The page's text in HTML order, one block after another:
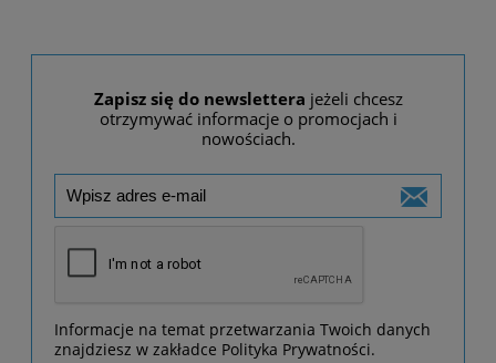
Zapisz się do newslettera jeżeli chcesz
otrzymywać informacje o promocjach i
nowościach.
Informacje na temat przetwarzania Twoich danych
znajdziesz w zakładce Polityka Prywatności.